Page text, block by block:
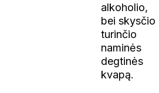
alkoholio,
bei skysčio
turinčio
naminės
degtinės
kvapą.